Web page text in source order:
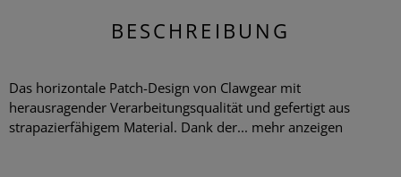
BESCHREIBUNG
Das horizontale Patch-Design von Clawgear mit
herausragender Verarbeitungsqualität und gefertigt aus
strapazierfähigem Material. Dank der... mehr anzeigen